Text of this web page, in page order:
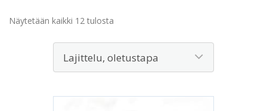
Näytetään kaikki 12 tulosta